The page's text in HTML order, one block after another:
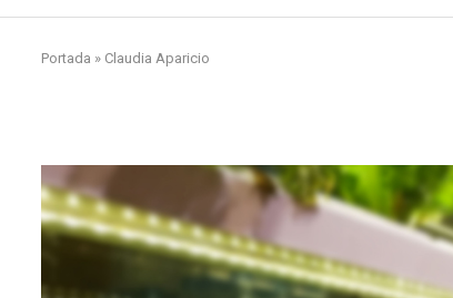
Portada » Claudia Aparicio